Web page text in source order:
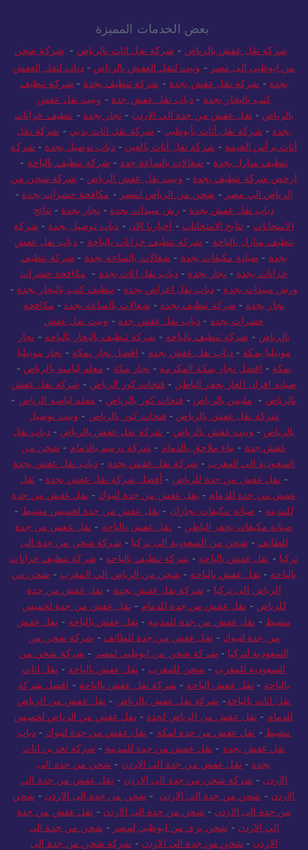
بعض الخدمات المميزة
شركة نقل عفش بالرياض - شركة نقل اثاث بالرياض - شركة شحن
من ابوظبي الى مصر - ونيت لنقل العفش بالرياض -دباب لنقل العفش
بجدة - شركة نقل عفش بجدة - شركة تنظيف بجدة - شركة تنظيف
كنب بالبخار بجدة - دباب نقل عفش جدة - ونيت نقل عفش
بالرياض - نقل عفش من جدة الي الاردن - نجار بجدة - تنظيف خزانات
بجدة - شركة نقل أثاث بأبوظبي - شركة نقل اثاث بدبي - شركة نقل
أثاث برأس الخيمة - شركة نقل أثاث بالعين - دباب توصيل بجدة - شركة
تنظيف منازل بجدة - شغالات بالساعة جدة - شركة تنظيف بالباحة -
ارخص شركة تنظيف بجدة - ونيت نقل عفش الرياض - شركة شحن من
الرياض الي مصر - شحن من الرياض لمصر - مكافحة حشرات بجدة -
دباب نقل عفش بجدة - رش مبيدات بجدة - نجار بجدة - نتائج
الامتحانات - نتايج الامتحانات - اخبارنا الان - دباب توصيل بجدة - شركة
تنظيف منازل بالباحة - شركة تنظيف خزانات بالباحة - دباب نقل عفش
بجدة - صيانة مكيفات بجدة - شغالات بالساعة بجدة - شركة تنظيف
خزانات بجدة - نجار بجدة - دباب نقل اثاث بجدة - مكافحة حشرات
ورش مبيدات بجدة -دباب نقل اغراض بجدة -تنظيف كنب بالبخار بجدة -
نجار بجدة - شركة تنظيف بجدة - شغالات بالساعة بجدة - مكافحة
حشرات بجدة - دباب نقل عفش جده - ونيت نقل عفش
بالرياض - شركة تنظيف بالباحة - شركة تنظيف بالبخار بالباحة - نجار
موبيليا بمكة -دباب نقل عفش بجدة - افضل نجار بمكة - نجار موبيليا
بمكة - افضل نجار بمكة المكرمة - نجار مكة - معلم لياسة بالرياض -
صيانة افران الغاز بحفر الباطن - فتحات كور الرياض - شركة نقل عفش
بالرياض - مليس بالرياض - فتحات كور بالرياض - معلم لياسة الرياض -
شركة نقل عفش بالرياض - فتحات كور بالرياض - ونيت توصيل
بالرياض - ونيت عفش بالرياض - شركة نقل عفش بالرياض -دباب نقل
عفش جدة - بناء ملاحق بالدمام - شركة ترميم بالدمام - شحن من
السعودية الى المغرب - شركة نقل عفش بجدة - دباب نقل عفش بجدة
- نقل عفش من جدة للرياض - أفضل شركة نقل عفش بجدة - نقل
عفش من جدة للدمام - نقل عفش من جدة لتبوك - نقل عفش من جدة
للمدينة - صيانة مكيفات بجازان - نقل عفش من جدة لخميس مشيط -
صيانة مكيفات بحفر الباطن - نقل عفش بالباحة - نقل عفش من جدة
للطائف - شحن من السعودية الى تركيا - شركة شحن من جدة الى
تركيا - نقل عفش بالباحة - شركة تنظيف بالباحة - شركة تنظيف خزانات
بالباحة - نقل عفش بالباحة - شحن من الرياض الي المغرب - شحن من
الرياض الى تركيا - شركة نقل عفش بجدة - نقل عفش من جدة
للرياض - نقل عفش من جدة للدمام - نقل عفش من جدة لخميس
مشيط - نقل عفش من جدة للمدينة - نقل عفش بالباحة - نقل عفش
من جدة لتبوك - نقل عفش من جدة للطائف - شركة شحن من
السعودية لتركيا - شركة شحن من ابوظبي لمصر - شركة شحن من
السعودية للمغرب - شحن للمغرب - نقل عفش بالباحة - نقل اثاث
بالباحة - نقل عفش الباحة - شركة نقل عفش بالباحة - افضل شركة
نقل اثاث بالباحة- شركة نقل عفش بالرياض - نقل عفش من الرياض
للدمام - نقل عفش من الرياض لجدة - نقل عفش من الرياض لخميس
مشيط - نقل عفش من جدة لمكة - نقل عفش من جدة لتبوك - دباب
نقل عفش بجدة - نقل عفش من جدة للمدينة - شركة تخزين اثاث
بجدة - نقل عفش من جدة الي الاردن - شحن من جدة الى
الاردن - شركة شحن من جدة الى الاردن - نقل عفش من جدة الي
الاردن - شحن من جدة الى الاردن - شحن من جدة الى الاردن - شحن
من جدة الى الاردن - شحن من جدة الى الاردن - نقل عفش من جدة
الي الاردن - شحن بري من ابوظبي لمصر - شحن من جدة الى
الاردن - شحن من جدة الى الاردن - شركة شحن من جدة إلى